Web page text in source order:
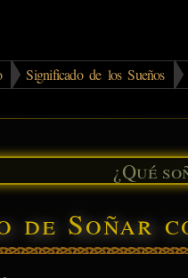
Significado de los Sueños
de Soñar